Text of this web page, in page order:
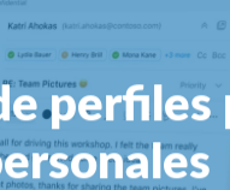
perfiles